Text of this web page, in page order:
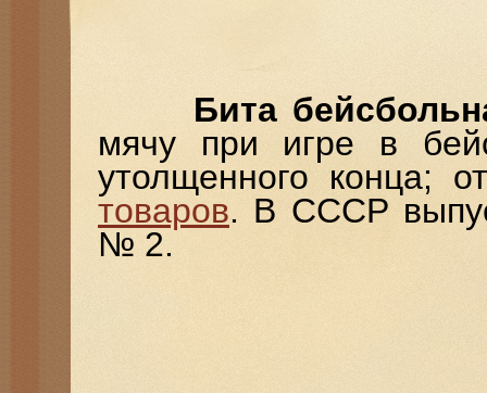
Бита
мячу при игре в
утолщенного конца;
товаров. В СССР
№ 2.